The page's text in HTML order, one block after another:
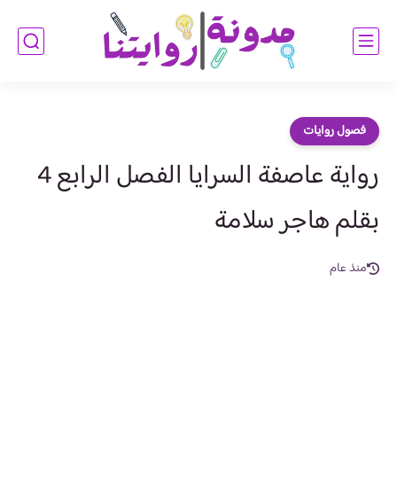
فصول روايات
رواية عاصفة السرايا الفصل الرابع 4
بقلم هاجر سلامة
منذ عام